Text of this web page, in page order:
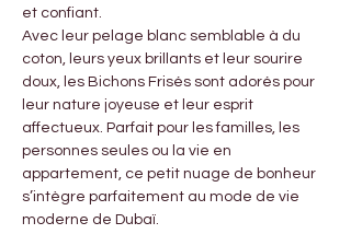
et confiant.
Avec leur pelage blanc semblable à du
coton, leurs yeux brillants et leur sourire
doux, les Bichons Frisés sont adorés pour
leur nature joyeuse et leur esprit
affectueux. Parfait pour les familles, les
personnes seules ou la vie en
appartement, ce petit nuage de bonheur
s’intègre parfaitement au mode de vie
moderne de Dubaï.